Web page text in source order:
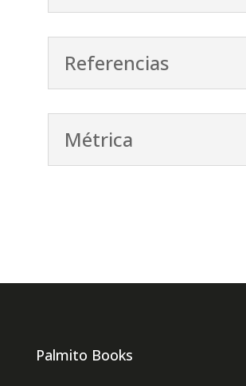
Referencias
Métrica
Palmito Books